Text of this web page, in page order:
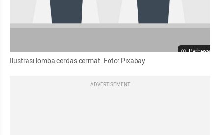
Perbesar
Ilustrasi lomba cerdas cermat. Foto: Pixabay
ADVERTISEMENT